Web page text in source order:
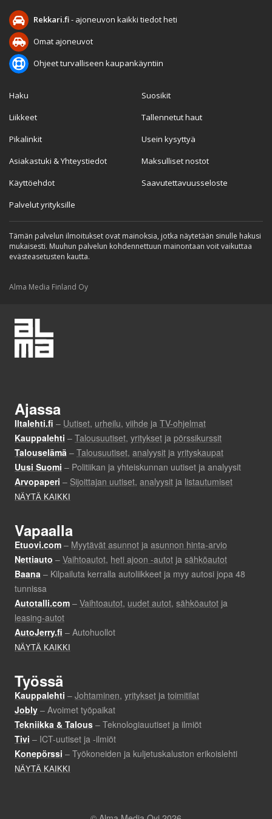
Rekkari.fi- ajoneuvon kaikki tiedot heti
Omat ajoneuvot
Ohjeet turvalliseen kaupankäyntiin
Haku
Liikkeet
Pikalinkit
Asiakastuki & Yhteystiedot
Käyttöehdot
Palvelut yrityksille
Suosikit
Tallennetut haut
Usein kysyttyä
Maksulliset nostot
Saavutettavuusseloste
Tämän palvelun ilmoitukset ovat mainoksia, jotka näytetään sinulle hakusi
mukaisesti. Muuhun palvelun kohdennettuun mainontaan voit vaikuttaa
evästeasetusten kautta.
Alma Media Finland Oy